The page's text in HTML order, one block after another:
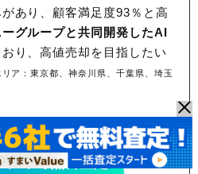
あり、顧客満足度93％と高
ーグループと共同開発したAI
おり、高値売却を目指したい
ア：東京都、神奈川県、千葉県、埼玉
！売却力に定評あり
ティで無料査定